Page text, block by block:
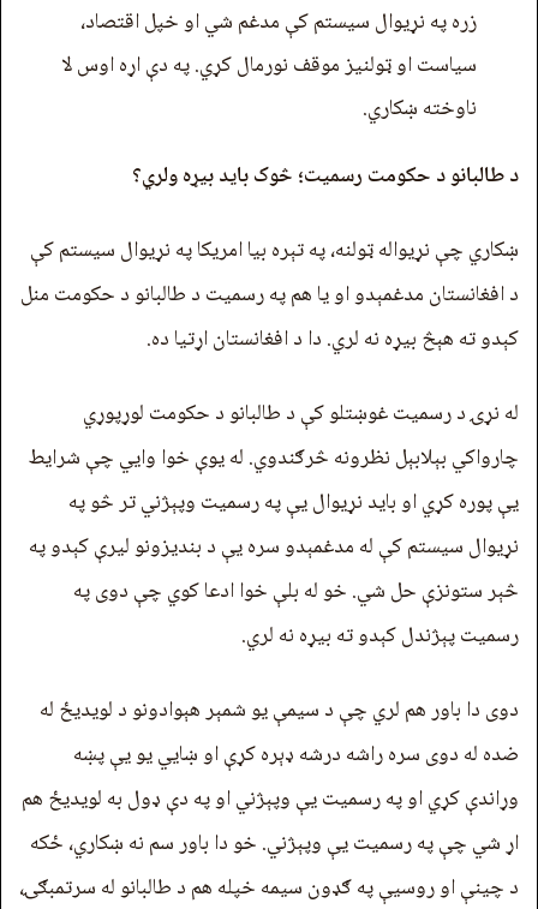
زره په نړیوال سیستم کې مدغم شي او خپل اقتصاد،
سیاست او ټولنیز موقف نورمال کړي. په دې اړه اوس لا
ناوخته ښکاري.
د طالبانو د حکومت رسمیت؛ څوک باید بیړه ولري؟
ښکاري چې نړیواله ټولنه، په تېره بیا امریکا په نړیوال سیستم کې
د افغانستان مدغمېدو او یا هم په رسمیت د طالبانو د حکومت منل
کېدو ته هېڅ بیړه نه لري. دا د افغانستان اړتیا ده.
له نړۍ د رسمیت غوښتلو کې د طالبانو د حکومت لوړپوړي
چارواکي بېلابېل نظرونه څرګندوي. له یوې خوا وايي چې شرایط
یې پوره کړي او باید نړیوال یې په رسمیت وپېژني تر څو په
نړیوال سیستم کې له مدغمېدو سره یې د بندیزونو لیرې کېدو په
څېر ستونزې حل شي. خو له بلې خوا ادعا کوي چې دوی په
رسمیت پېژندل کېدو ته بیړه نه لري.
دوی دا باور هم لري چې د سیمې یو شمېر هېوادونو د لویدیځ له
ضده له دوی سره راشه درشه ډېره کړې او ښايي یو یې پښه
وړاندې کړي او په رسمیت يې وپېژني او په دې ډول به لویدیځ هم
اړ شي چې په رسمیت يې وپېژني. خو دا باور سم نه ښکاري، ځکه
د چینې او روسیې په ګډون سیمه خپله هم د طالبانو له سرتمبګۍ،